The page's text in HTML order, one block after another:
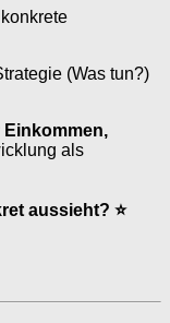
(Was tun?)
als
aussieht? ⭐